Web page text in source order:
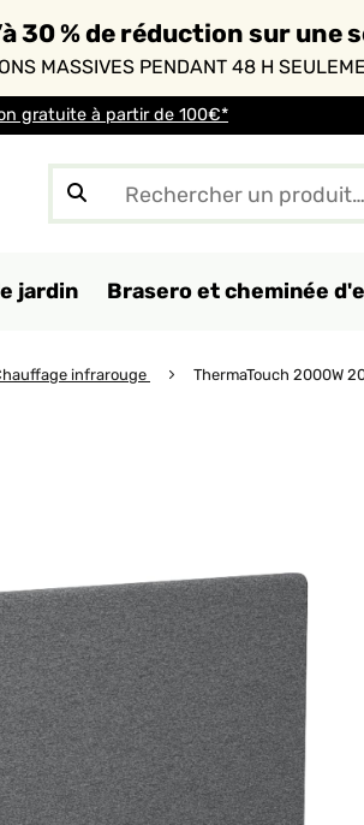
30 % de réduction sur une
MASSIVES PENDANT 48 H
gratuite à partir de 100€*
jardin Brasero et cheminée
infrarouge ThermaTouch 2000W